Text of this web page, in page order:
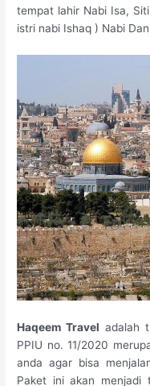
tempat lahir Nabi Isa,
istri nabi Ishaq ) Nabi
Haqeem Travel adalah
PPIU no. 11/2020
anda agar bisa
Paket ini akan menjadi